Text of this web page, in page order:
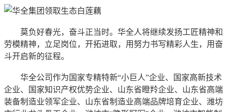
莫负好春光，奋斗正当时。华全人将继续发扬工匠精神和
劳模精神，立足岗位，开拓进取，用努力书写精彩人生，用奋
斗开启新的征程。
华全公司作为国家专精特新“小巨人”企业、国家高新技术
企业、国家知识产权优势企业、山东省瞪羚企业、山东省高端
装备制造业领军企业、山东省制造业高端品牌培育企业、潍坊